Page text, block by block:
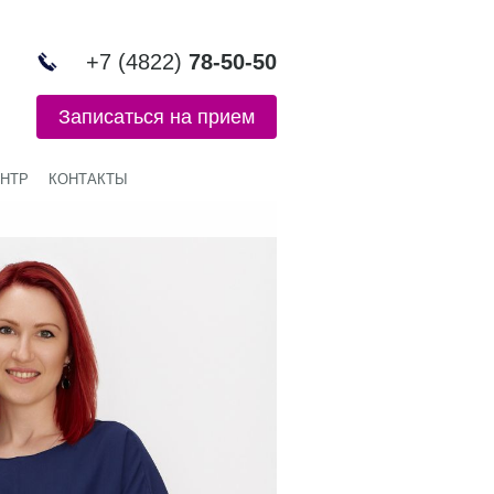
+7 (4822) 78-50-50
Записаться на прием
КОНТАКТЫ